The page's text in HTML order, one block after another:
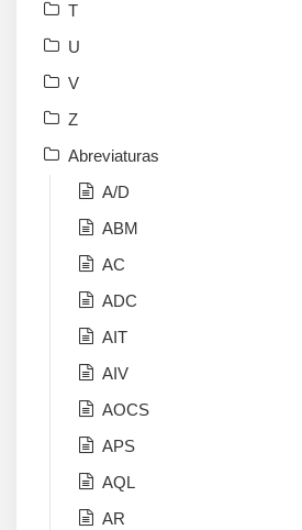
T
U
V
Z
Abreviaturas
A/D
ABM
AC
ADC
AIT
AIV
AOCS
APS
AQL
AR